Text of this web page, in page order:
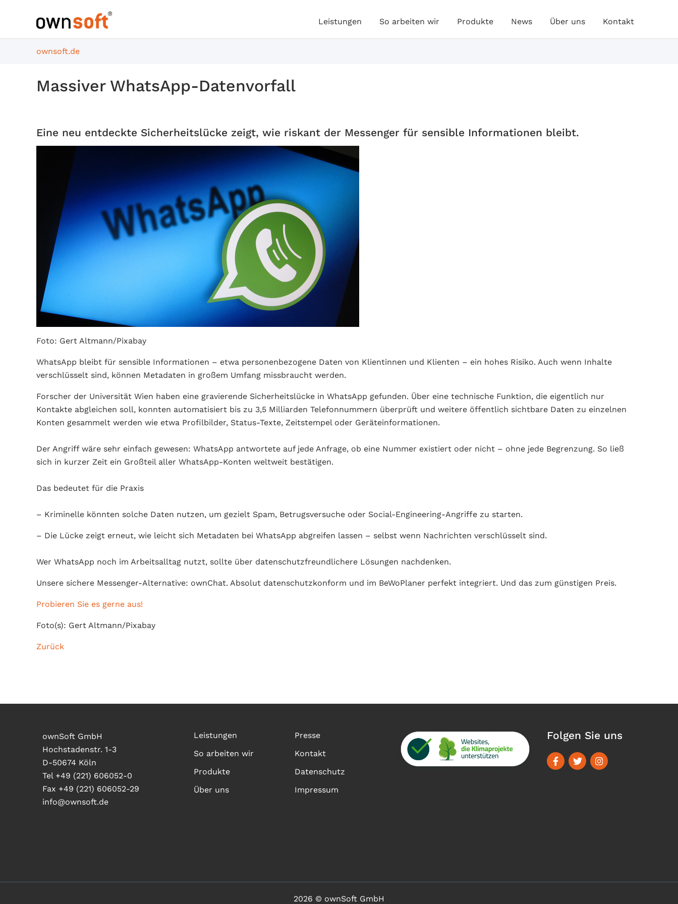
Leistungen So arbeiten wir Produkte News Über uns Kontakt
ownsoft.de
Massiver WhatsApp-Datenvorfall
Eine neu entdeckte Sicherheitslücke zeigt, wie riskant der Messenger für sensible Informationen bleibt.
Foto: Gert Altmann/Pixabay
WhatsApp bleibt für sensible Informationen – etwa personenbezogene Daten von Klientinnen und Klienten – ein hohes Risiko. Auch wenn Inhalte
verschlüsselt sind, können Metadaten in großem Umfang missbraucht werden.
Forscher der Universität Wien haben eine gravierende Sicherheitslücke in WhatsApp gefunden. Über eine technische Funktion, die eigentlich nur
Kontakte abgleichen soll, konnten automatisiert bis zu 3,5 Milliarden Telefonnummern überprüft und weitere öffentlich sichtbare Daten zu einzelnen
Konten gesammelt werden wie etwa Profilbilder, Status-Texte, Zeitstempel oder Geräteinformationen.
Der Angriff wäre sehr einfach gewesen: WhatsApp antwortete auf jede Anfrage, ob eine Nummer existiert oder nicht – ohne jede Begrenzung. So ließ
sich in kurzer Zeit ein Großteil aller WhatsApp-Konten weltweit bestätigen.
Das bedeutet für die Praxis
– Kriminelle könnten solche Daten nutzen, um gezielt Spam, Betrugsversuche oder Social-Engineering-Angriffe zu starten.
– Die Lücke zeigt erneut, wie leicht sich Metadaten bei WhatsApp abgreifen lassen – selbst wenn Nachrichten verschlüsselt sind.
Wer WhatsApp noch im Arbeitsalltag nutzt, sollte über datenschutzfreundlichere Lösungen nachdenken.
Unsere sichere Messenger-Alternative: ownChat. Absolut datenschutzkonform und im BeWoPlaner perfekt integriert. Und das zum günstigen Preis.
Probieren Sie es gerne aus!
Foto(s): Gert Altmann/Pixabay
Zurück
ownSoft GmbH
Hochstadenstr. 1-3
D-50674 Köln
Tel +49 (221) 606052-0
Fax +49 (221) 606052-29
info@ownsoft.de
Leistungen
So arbeiten wir
Produkte
Über uns
Presse
Kontakt
Datenschutz
Impressum
Folgen Sie uns
2026 © ownSoft GmbH